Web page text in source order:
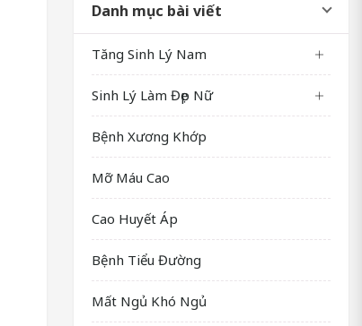
Danh mục bài viết
Tăng Sinh Lý Nam
Sinh Lý Làm Đẹp Nữ
Bệnh Xương Khớp
Mỡ Máu Cao
Cao Huyết Áp
Bệnh Tiểu Đường
Mất Ngủ Khó Ngủ